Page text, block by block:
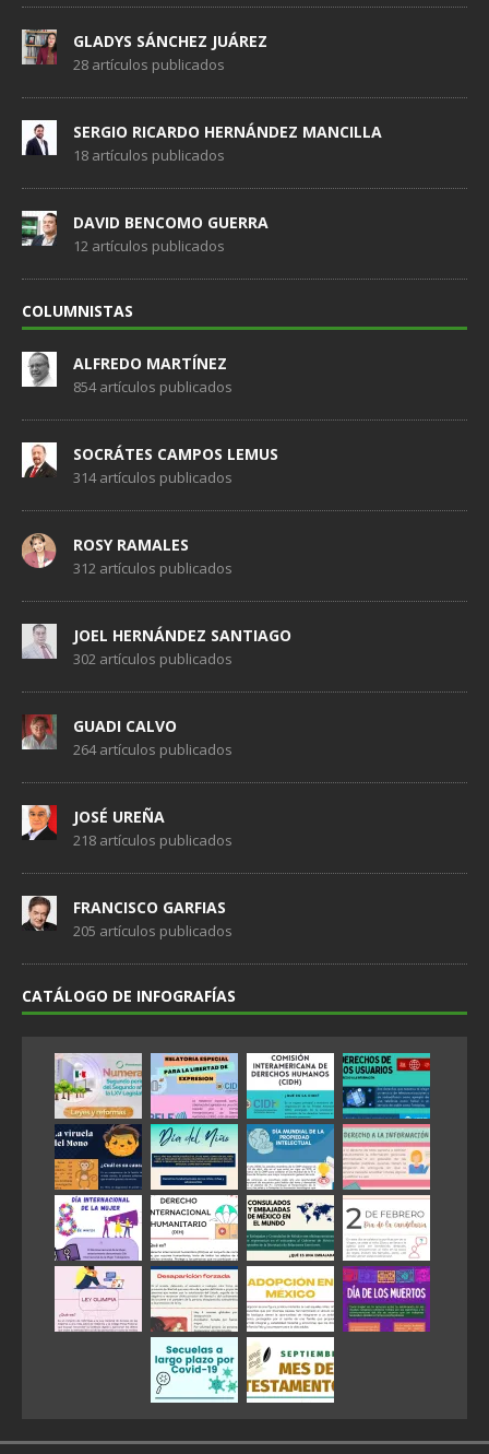
GLADYS SÁNCHEZ JUÁREZ
28 artículos publicados
SERGIO RICARDO HERNÁNDEZ MANCILLA
18 artículos publicados
DAVID BENCOMO GUERRA
12 artículos publicados
COLUMNISTAS
ALFREDO MARTÍNEZ
854 artículos publicados
SOCRÁTES CAMPOS LEMUS
314 artículos publicados
ROSY RAMALES
312 artículos publicados
JOEL HERNÁNDEZ SANTIAGO
302 artículos publicados
GUADI CALVO
264 artículos publicados
JOSÉ UREÑA
218 artículos publicados
FRANCISCO GARFIAS
205 artículos publicados
CATÁLOGO DE INFOGRAFÍAS